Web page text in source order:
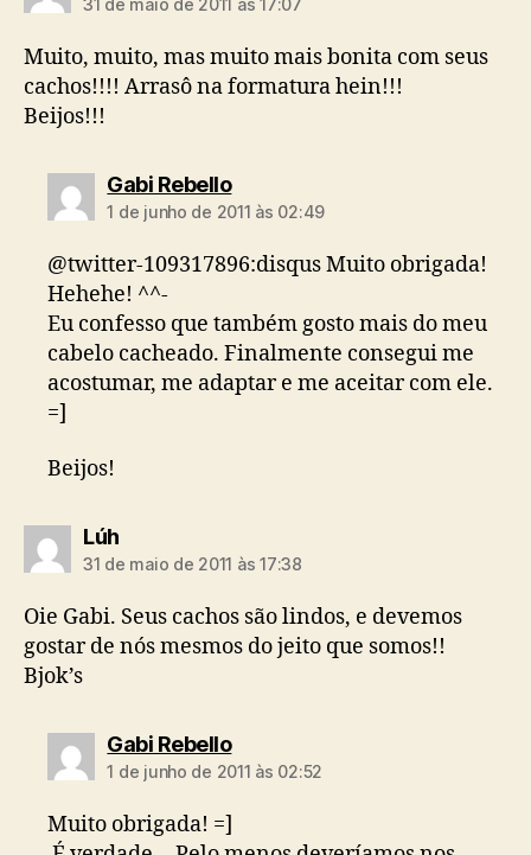
Muito, muito, mas muito mais bonita com seus
cachos!!!! Arrasô na formatura hein!!!
Beijos!!!
Gabi Rebellodiz:
1 de junho de 2011 às 02:49
@twitter-109317896:disqus Muito obrigada!
Hehehe! ^^-
Eu confesso que também gosto mais do meu
cabelo cacheado. Finalmente consegui me
acostumar, me adaptar e me aceitar com ele.
=]
Beijos!
Lúhdiz:
31 de maio de 2011 às 17:38
Oie Gabi. Seus cachos são lindos, e devemos
gostar de nós mesmos do jeito que somos!!
Bjok’s
Gabi Rebellodiz:
1 de junho de 2011 às 02:52
Muito obrigada! =]